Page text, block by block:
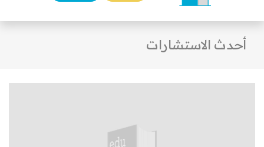
أحدث الاستشارات